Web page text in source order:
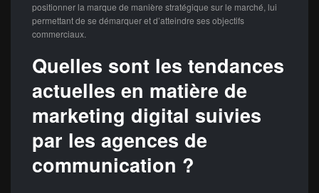
positionner la marque de manière stratégique sur le marché, lui
permettant de se démarquer et d’atteindre ses objectifs
commerciaux.
Quelles sont les tendances
actuelles en matière de
marketing digital suivies
par les agences de
communication ?